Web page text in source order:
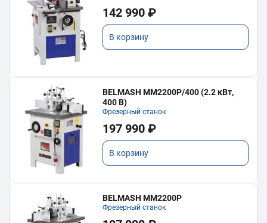
142 990 ₽
В корзину
BELMASH MM2200P/400 (2.2 кВт,
400 В)
Фрезерный станок
197 990 ₽
В корзину
BELMASH MM2200P
Фрезерный станок